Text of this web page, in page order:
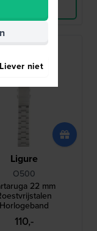
Product
Ligure
O500
22 mm
Horlogeband
110,-
Liever niet